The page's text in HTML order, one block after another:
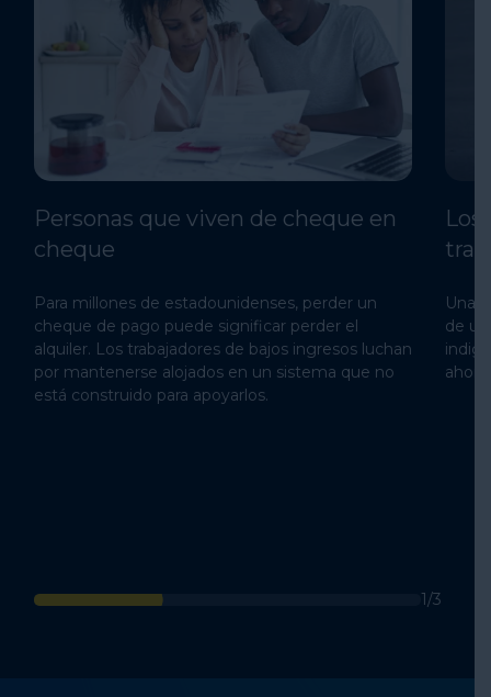
Personas que viven de cheque en
cheque
Para millones de estadounidenses, perder un
cheque de pago puede significar perder el
alquiler. Los trabajadores de bajos ingresos luchan
por mantenerse alojados en un sistema que no
está construido para apoyarlos.
Una
de
1/3